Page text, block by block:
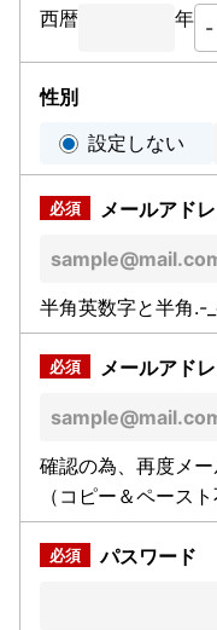
西暦
年
性別
設定しない
メールアド
半角英数字と半角.-
メールアドレ
確認の為、再度メ
（コピー＆ペースト
パスワード